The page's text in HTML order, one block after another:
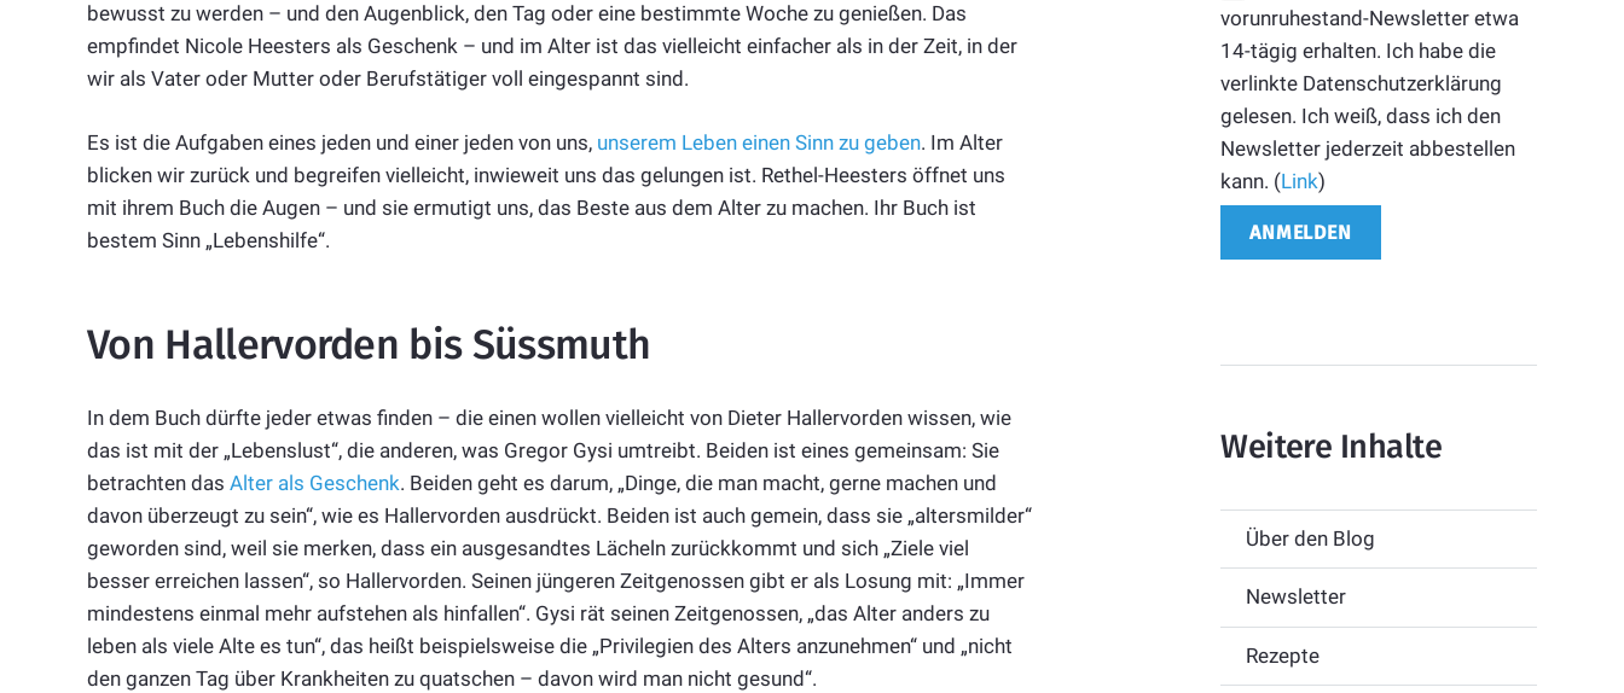
bewusst zu werden – und den Augenblick, den Tag oder eine bestimmte Woche zu genießen. Das
empfindet Nicole Heesters als Geschenk – und im Alter ist das vielleicht einfacher als in der Zeit, in der
wir als Vater oder Mutter oder Berufstätiger voll eingespannt sind.
Es ist die Aufgaben eines jeden und einer jeden von uns, unserem Leben einen Sinn zu geben. Im Alter
blicken wir zurück und begreifen vielleicht, inwieweit uns das gelungen ist. Rethel-Heesters öffnet uns
mit ihrem Buch die Augen – und sie ermutigt uns, das Beste aus dem Alter zu machen. Ihr Buch ist
bestem Sinn „Lebenshilfe“.
Von Hallervorden bis Süssmuth
In dem Buch dürfte jeder etwas finden – die einen wollen vielleicht von Dieter Hallervorden wissen, wie
das ist mit der „Lebenslust“, die anderen, was Gregor Gysi umtreibt. Beiden ist eines gemeinsam: Sie
betrachten das Alter als Geschenk. Beiden geht es darum, „Dinge, die man macht, gerne machen und
davon überzeugt zu sein“, wie es Hallervorden ausdrückt. Beiden ist auch gemein, dass sie „altersmilder“
geworden sind, weil sie merken, dass ein ausgesandtes Lächeln zurückkommt und sich „Ziele viel
besser erreichen lassen“, so Hallervorden. Seinen jüngeren Zeitgenossen gibt er als Losung mit: „Immer
mindestens einmal mehr aufstehen als hinfallen“. Gysi rät seinen Zeitgenossen, „das Alter anders zu
leben als viele Alte es tun“, das heißt beispielsweise die „Privilegien des Alters anzunehmen“ und „nicht
den ganzen Tag über Krankheiten zu quatschen – davon wird man nicht gesund“.
vorunruhestand-Newsletter etwa
14-tägig erhalten. Ich habe die
verlinkte Datenschutzerklärung
gelesen. Ich weiß, dass ich den
Newsletter jederzeit abbestellen
kann. (Link)
Weitere Inhalte
Über den Blog
Newsletter
Rezepte